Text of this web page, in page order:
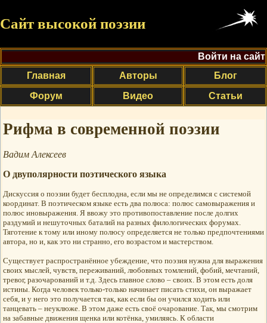
Сайт высокой поэзии
Войти на сайт
Главная
Авторы
Блог
Форум
Видео Статьи
Рифма в современной поэзии
Вадим Алексеев
О двуполярности поэтического языка
Дискуссия о поэзии будет бесплодна, если мы не определимся с системой
координат. В поэтическом языке есть два полюса: полюс самовыражения и
полюс иновыражения. Я ввожу это противопоставление после долгих
раздумий и нешуточных баталий на разных филологических форумах.
Тяготение к тому или иному полюсу определяется не только предпочтениями
автора, но и, как это ни странно, его возрастом и мастерством.
Существует распространённое убеждение, что поэзия нужна для выражения
своих мыслей, чувств, переживаний, любовных томлений, фобий, мечтаний,
тревог, разочарований и т.д. Здесь главное слово – своих. В этом есть доля
истины. Когда человек только-только начинает писать стихи, он выражает
себя, и у него это получается так, как если бы он учился ходить или
танцевать – неуклюже. В этом даже есть своё очарование. Так, мы смотрим
на забавные движения щенка или котёнка, умиляясь. К области